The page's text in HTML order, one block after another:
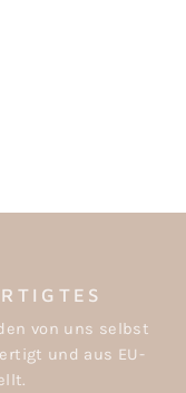
von uns selbst
und aus EU-